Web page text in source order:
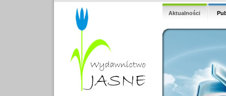
Aktualności